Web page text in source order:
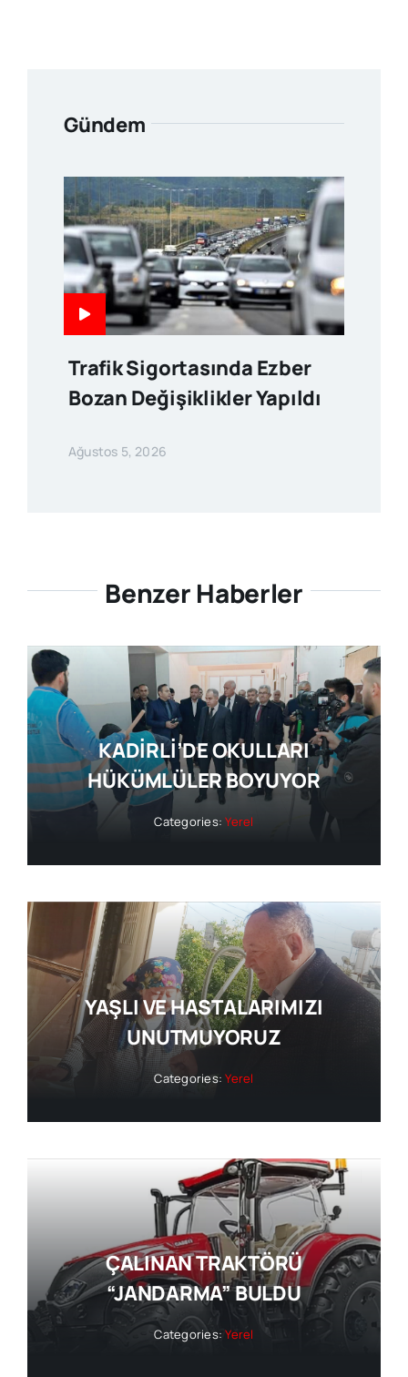
Gündem
Trafik Sigortasında Ezber
Bozan Değişiklikler Yapıldı
Ağustos 5, 2026
Benzer Haberler
KADİRLİ’DE OKULLARI
HÜKÜMLÜLER BOYUYOR
Categories:Yerel
YAŞLI VE HASTALARIMIZI
UNUTMUYORUZ
Categories:Yerel
ÇALINAN TRAKTÖRÜ
“JANDARMA” BULDU
Categories:Yerel